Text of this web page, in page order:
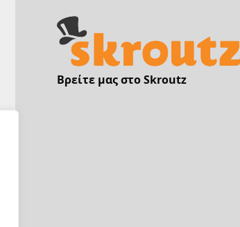
Βρείτε μας στο Skroutz